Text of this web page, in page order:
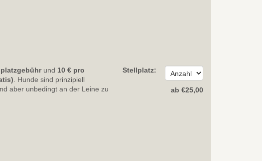
und 10 € pro
. Hunde sind prinzipiell
aber unbedingt an der Leine zu
Stellplatz:
ab €25,00